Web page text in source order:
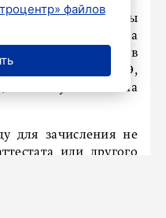
заведения должны
порядка
РФ утвердило в
с перечнем ЕГЭ,
поступления на
для зачисления не
или другого
файлов